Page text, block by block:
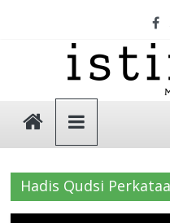
Istinbat
Menggenggam
Tradisi
Salaf
Hadis Qudsi